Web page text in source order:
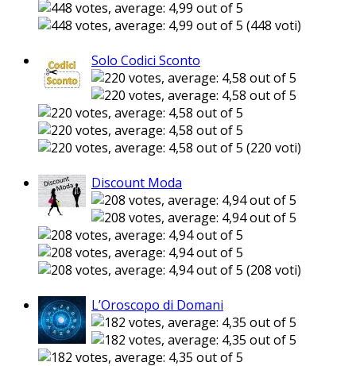
(448 voti)
Solo Codici Sconto
(220 voti)
Discount Moda
(208 voti)
L’Oroscopo di Domani